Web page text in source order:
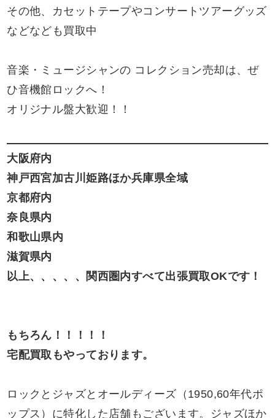
その他、カセットテープやコンサートツアーグッズ
などなども買取中
音楽・ミュージシャンの コレクション売却は、ぜ
ひ音機館ロックへ！
オリジナル盤大歓迎！！
大阪府内
神戸西宮加古川姫路ほか兵庫県全域
京都府内
奈良県内
和歌山県内
滋賀県内
以上、、、、、関西圏内すべて出張買取OKです！
もちろん！！！！！
宅配買取もやっております。
ロックとジャズとオールディーズ（1950,60年代ポ
ップス）に特化した店舗もございます。ジャズほか